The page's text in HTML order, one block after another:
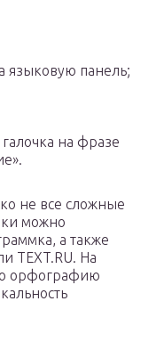
языковую панель;
на фразе
не все сложные
можно
а также
TEXT.RU. На
орфографию